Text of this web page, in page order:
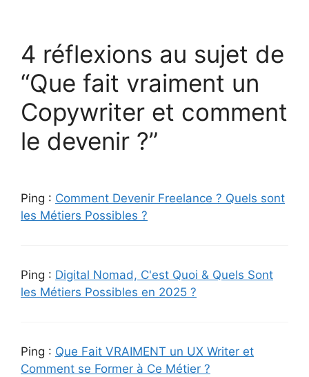
4 réflexions au sujet de
“Que fait vraiment un
Copywriter et comment
le devenir ?”
Ping : Comment Devenir Freelance ? Quels sont
les Métiers Possibles ?
Ping : Digital Nomad, C'est Quoi & Quels Sont
les Métiers Possibles en 2025 ?
Ping : Que Fait VRAIMENT un UX Writer et
Comment se Former à Ce Métier ?